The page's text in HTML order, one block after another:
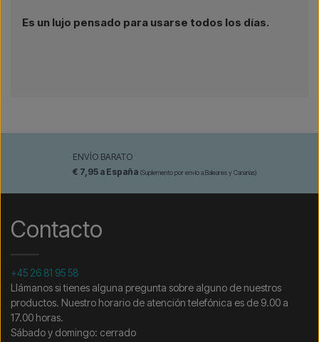
Es un lujo pensado para usarse todos los días.
ENVÍO BARATO
€ 7,95 a España (Suplemento por envío a Baleares y Canarias)
Contacto
+45 26 81 95 58
Llámanos si tienes alguna pregunta sobre alguno de nuestros
productos. Nuestro horario de atención telefónica es de 9.00 a
17.00 horas.
Sábado y domingo: cerrado